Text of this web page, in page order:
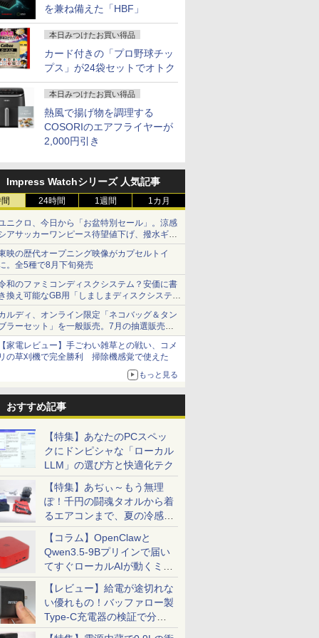
を兼ね備えた「HBF」
本日みつけたお買い得品
カード付きの「プロ野球チッ
プス」が24袋セットでオトク
本日みつけたお買い得品
熱風で揚げ物を調理する
COSORIのエアフライヤーが
2,000円引き
Impress Watchシリーズ 人気記事
24時間 1週間 1カ月
ニクロ、今日から「お盆特別セール」。涼感
アサッカーワンピース待望値下げ、撥水ギア
ョーツは1990円に
映の歴代オープニング映像がカプセルトイ
。全5種で8月下旬発売
和のファミコンディスクシステム？安価に書
換え可能なGB用「しましまディスクシステ
」
ルディ、オンライン限定「ネコバッグ＆タン
ラーセット」を一般販売。7月の抽選販売の
選無効分
家電レビュー】手ごわい雑草との戦い、コメ
の草刈機で完全勝利 掃除機感覚で使えた
もっと見る
おすすめ記事
【特集】あなたのPCスペッ
クにドンピシャな「ローカル
LLM」の選び方と快適化テク
【特集】あぢぃ～もう無理
ぽ！千円の闘魂タオルから着
るエアコンまで、夏の冷感グ
ッズ一挙紹介
【コラム】OpenClawと
Qwen3.5-9Bプリインで届い
てすぐローカルAIが動くミニ
PC「SER9 Pro」
【レビュー】給電が途切れな
い優れもの！バッファロー製
Type-C充電器の検証で分か
ったこと